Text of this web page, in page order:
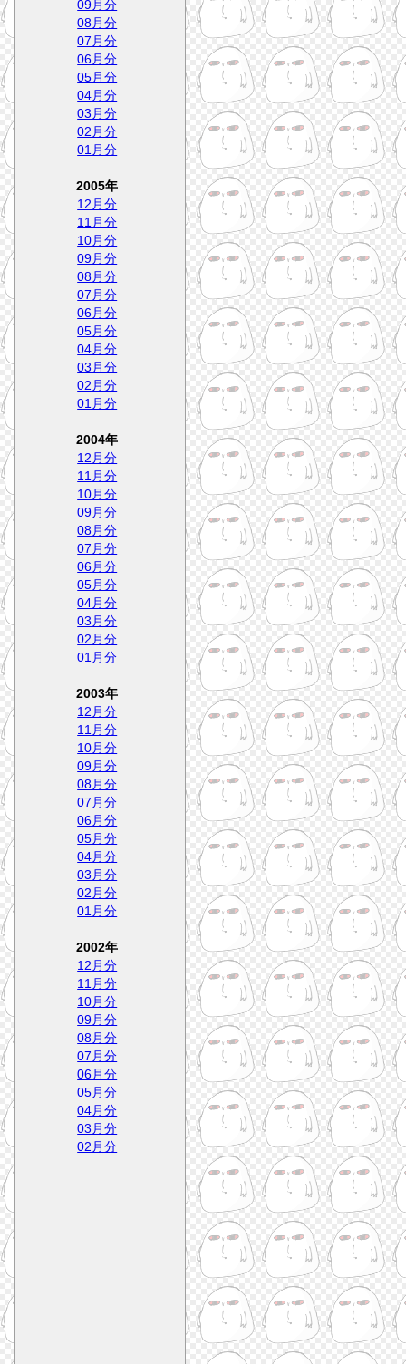
09月分
08月分
07月分
06月分
05月分
04月分
03月分
02月分
01月分
2005年
12月分
11月分
10月分
09月分
08月分
07月分
06月分
05月分
04月分
03月分
02月分
01月分
2004年
12月分
11月分
10月分
09月分
08月分
07月分
06月分
05月分
04月分
03月分
02月分
01月分
2003年
12月分
11月分
10月分
09月分
08月分
07月分
06月分
05月分
04月分
03月分
02月分
01月分
2002年
12月分
11月分
10月分
09月分
08月分
07月分
06月分
05月分
04月分
03月分
02月分